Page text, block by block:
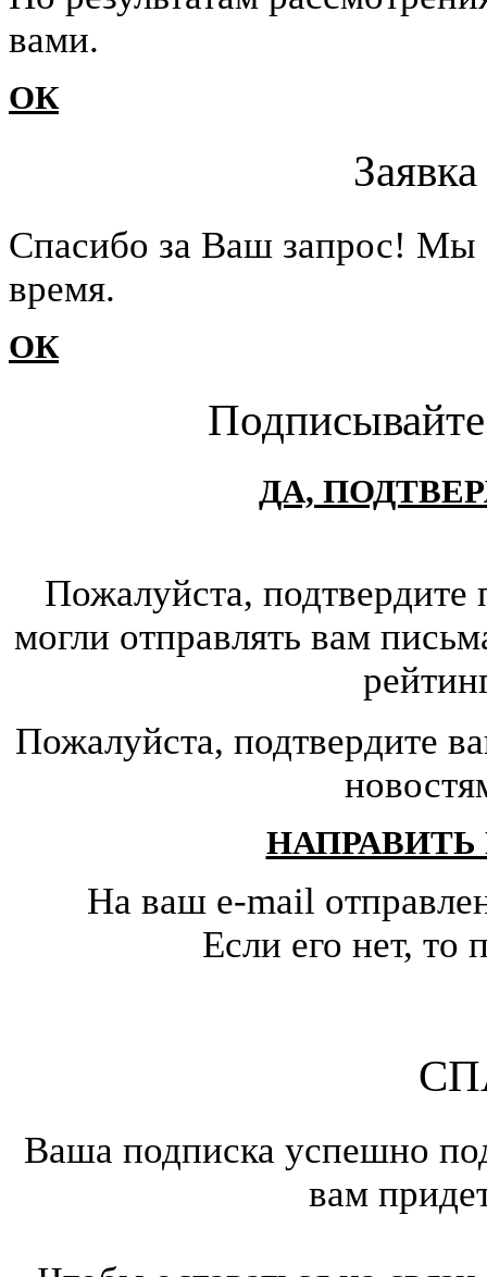
вами.
ОК
Cпасибо за Ваш запрос!
время.
ОК
ДА,
Пожалуйста,
могли отправлять вам
Пожалуйста, подтвердите
На ваш e-mail
Если его нет,
Ваша подписка успешно
вам